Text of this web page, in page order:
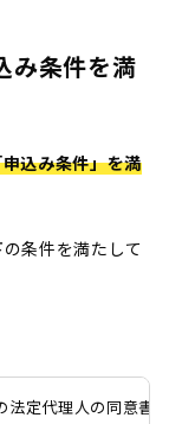
み条件を満
込み条件」を満
条件を満たして
法定代理人の同意書